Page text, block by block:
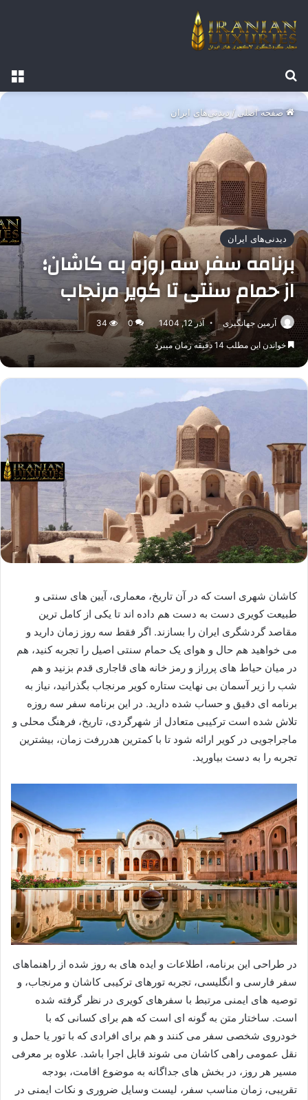
صفحه اصلی / دیدنی‌های ایران
دیدنی‌های ایران
برنامه سفر سه روزه به کاشان؛
از حمام سنتی تا کویر مرنجاب
آرمین جهانگیری آذر 12, 1404 0
34
خواندن این مطلب 14 دقیقه زمان میبرد
کاشان شهری است که در آن تاریخ، معماری، آیین های سنتی و
طبیعت کویری دست به دست هم داده اند تا یکی از کامل ترین
مقاصد گردشگری ایران را بسازند. اگر فقط سه روز زمان دارید و
می خواهید هم حال و هوای یک حمام سنتی اصیل را تجربه کنید، هم
در میان حیاط های پرراز و رمز خانه های قاجاری قدم بزنید و هم
شب را زیر آسمان بی نهایت ستاره کویر مرنجاب بگذرانید، نیاز به
برنامه ای دقیق و حساب شده دارید. در این برنامه سفر سه روزه
تلاش شده است ترکیبی متعادل از شهرگردی، تاریخ، فرهنگ محلی و
ماجراجویی در کویر ارائه شود تا با کمترین هدررفت زمان، بیشترین
تجربه را به دست بیاورید.
در طراحی این برنامه، اطلاعات و ایده های به روز شده از راهنماهای
سفر فارسی و انگلیسی، تجربه تورهای ترکیبی کاشان و مرنجاب، و
توصیه های ایمنی مرتبط با سفرهای کویری در نظر گرفته شده
است. ساختار متن به گونه ای است که هم برای کسانی که با
خودروی شخصی سفر می کنند و هم برای افرادی که با تور یا حمل و
نقل عمومی راهی کاشان می شوند قابل اجرا باشد. علاوه بر معرفی
مسیر هر روز، در بخش های جداگانه به موضوع اقامت، بودجه
تقریبی، زمان مناسب سفر، لیست وسایل ضروری و نکات ایمنی در